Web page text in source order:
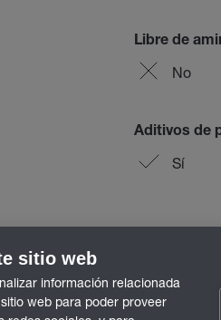
Libre de
No
Aditivos de
Sí
sitio web
información relacionada
web para poder proveer